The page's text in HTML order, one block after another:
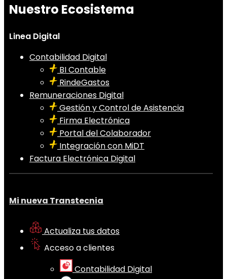
Nuestro Ecosistema
Linea Digital
Contabilidad Digital
BI Contable
RindeGastos
Remuneraciones Digital
Gestión y Control de Asistencia
Firma Electrónica
Portal del Colaborador
Integración con MiDT
Factura Electrónica Digital
Mi nueva Transtecnia
Actualiza tus datos
Acceso a clientes
Contabilidad Digital